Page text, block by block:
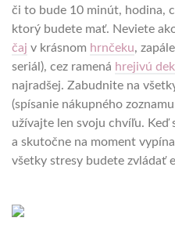
či to bude 10 minút, hodina,
ktorý budete mať. Neviete
čaj v krásnom hrnčeku,
seriál), cez ramená hrejivú
najradšej. Zabudnite na
(spísanie nákupného
užívajte len svoju chvíľu. Keď
a skutočne na moment
všetky stresy budete zvládať